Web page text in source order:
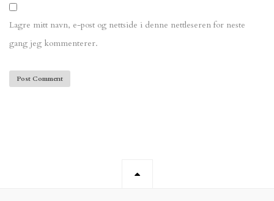
Lagre mitt navn, e-post og nettside i denne nettleseren for neste
gang jeg kommenterer.